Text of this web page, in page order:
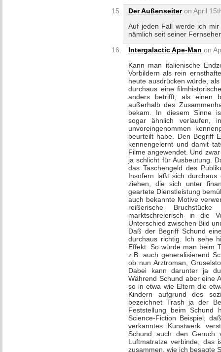
Der Außenseiteron April
Auf jeden Fall werde ich
nämlich seit seiner
Intergalactic Ape-Man on
Kann man italienische
Vorbildern als rein
heute ausdrücken würde,
durchaus eine
anders betrifft, als einen
außerhalb des
bekam. In diesem Sinne
sogar ähnlich verlaufen,
unvoreingenommen
beurteilt habe. Den Begriff
kennengelernt und damit
Filme angewendet. Und
ja schlicht für Ausbeutung.
das Taschengeld des
Insofern läßt sich durchaus
ziehen, die sich unter
geartete Dienstleistung
auch bekannte Motive
reißerische
marktschreierisch in die
Unterschied zwischen Bild
Daß der Begriff Schund
durchaus richtig. Ich sehe
Effekt. So würde man beim
z.B. auch generalisierend
ob nun Arztroman,
Dabei kann darunter ja
Während Schund aber eine
so in etwa wie Eltern die
Kindern aufgrund des
bezeichnet Trash ja der
Feststellung beim Schund
Science-Fiction Beispiel,
verkanntes Kunstwerk
Schund auch den Geruch
Luftmatratze verbinde, das
zusammen, wie ich besagte